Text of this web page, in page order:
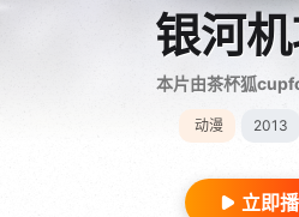
银河
本片由茶杯狐
动漫 2013
立即